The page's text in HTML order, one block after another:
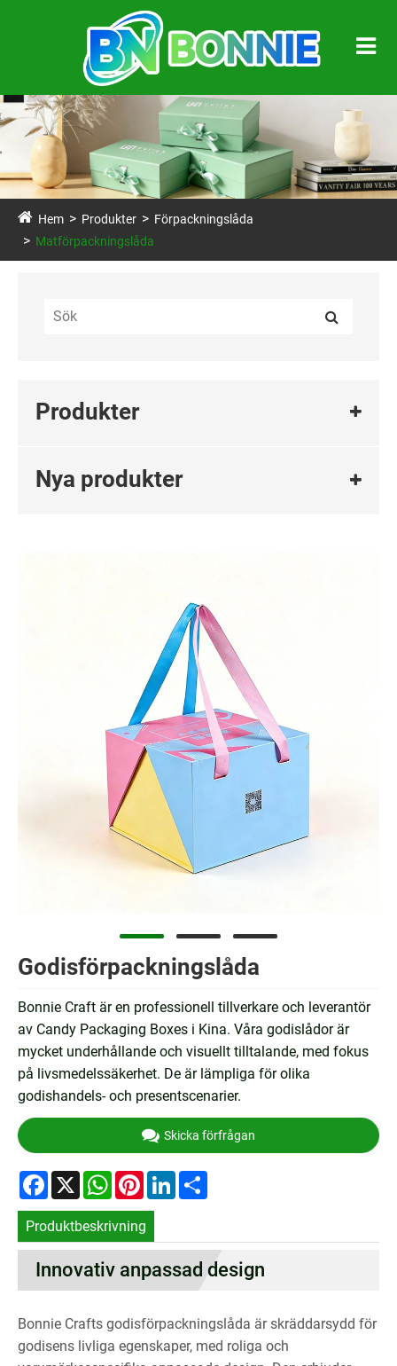
Hem Produkter
Förpackningslåda
Matförpackningslåda
Produkter
Nya produkter
Godisförpackningslåda
Bonnie Craft är en professionell tillverkare och leverantör
av Candy Packaging Boxes i Kina. Våra godislådor är
mycket underhållande och visuellt tilltalande, med fokus
på livsmedelssäkerhet. De är lämpliga för olika
godishandels- och presentscenarier.
Skicka förfrågan
Facebook
X WhatsApp
PinterestLinkedIn
Produktbeskrivning
Innovativ anpassad design
Bonnie Crafts godisförpackningslåda är skräddarsydd för
godisens livliga egenskaper, med roliga och